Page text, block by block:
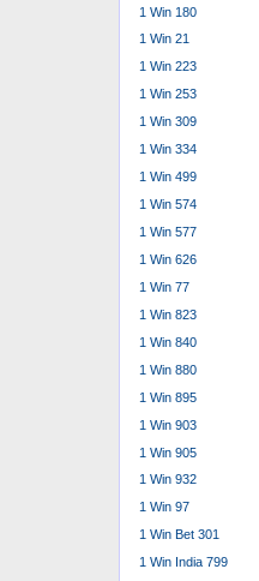
1 Win 180
1 Win 21
1 Win 223
1 Win 253
1 Win 309
1 Win 334
1 Win 499
1 Win 574
1 Win 577
1 Win 626
1 Win 77
1 Win 823
1 Win 840
1 Win 880
1 Win 895
1 Win 903
1 Win 905
1 Win 932
1 Win 97
1 Win Bet 301
1 Win India 799